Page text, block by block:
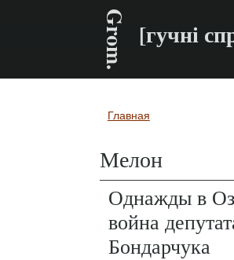
Grom. [гучні
Вы здесь
Главная
Мелон
Однажды в
война
Бондарчука